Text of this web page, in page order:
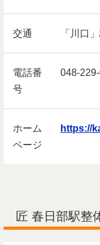
交通 「川口
電話番
号
048-
ホーム
ページ
https://
匠 春日部駅整